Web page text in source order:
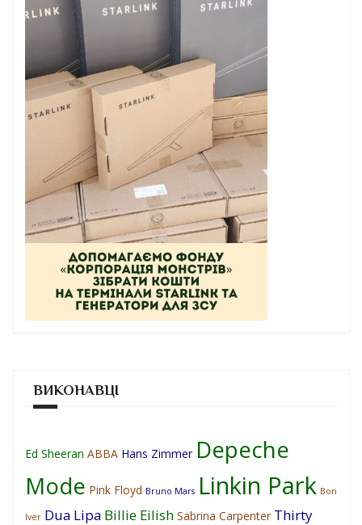
ВИКОНАВЦІ
Ed Sheeran ABBA Hans Zimmer Depeche
Mode Pink Floyd Bruno Mars Linkin Park Bon
Iver Dua Lipa Billie Eilish Sabrina Carpenter Thirty